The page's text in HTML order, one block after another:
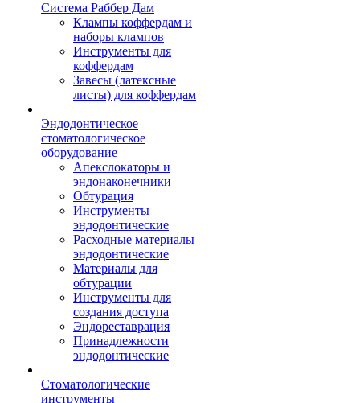
Система Раббер Дам
Клампы коффердам и
наборы клампов
Инструменты для
коффердам
Завесы (латексные
листы) для коффердам
Эндодонтическое
стоматологическое
оборудование
Апекслокаторы и
эндонаконечники
Обтурация
Инструменты
эндодонтические
Расходные материалы
эндодонтические
Материалы для
обтурации
Инструменты для
создания доступа
Эндореставрация
Принадлежности
эндодонтические
Стоматологические
инструменты